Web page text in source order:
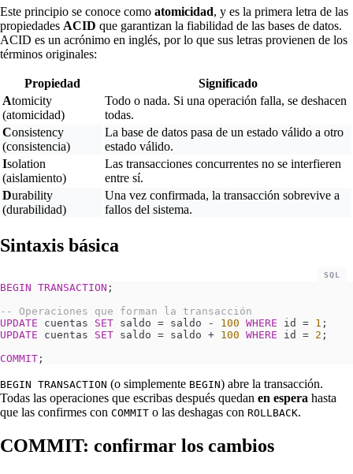
Este principio se conoce como atomicidad, y es la primera letra de las
propiedades ACID que garantizan la fiabilidad de las bases de datos.
ACID es un acrónimo en inglés, por lo que sus letras provienen de los
términos originales:
Propiedad
Significado
Atomicity
(atomicidad)
Todo o nada. Si una operación falla, se deshacen
todas.
Consistency
(consistencia)
La base de datos pasa de un estado válido a otro
estado válido.
Isolation
(aislamiento)
Las transacciones concurrentes no se interfieren
entre sí.
Durability
(durabilidad)
Una vez confirmada, la transacción sobrevive a
fallos del sistema.
Sintaxis básica
BEGIN TRANSACTION ;
-- Operaciones que forman la transacción
UPDATE cuentas SET saldo = saldo - 100 WHERE id = 1 ;
UPDATE cuentas SET saldo = saldo + 100 WHERE id = 2 ;
COMMIT ;
SQL
BEGIN TRANSACTION (o simplemente BEGIN) abre la transacción.
Todas las operaciones que escribas después quedan en espera hasta
que las confirmes con COMMIT o las deshagas con ROLLBACK.
COMMIT: confirmar los cambios